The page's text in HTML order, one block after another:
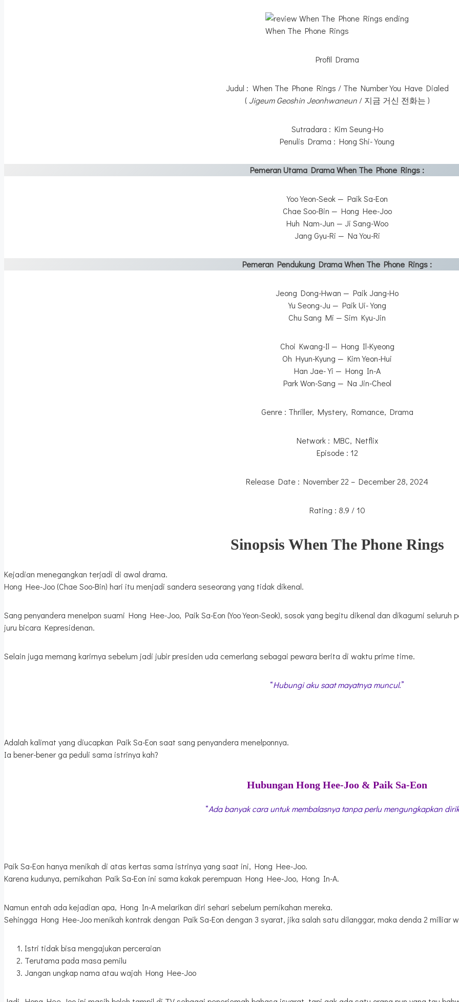
When The Phone Rings
Profil Drama
Judul : When The Phone Rings / The Number You Have Dialed
(Jigeum Geoshin Jeonhwaneun/ 지금 거신 전화는 )
Sutradara : Kim Seung-Ho
Penulis Drama : Hong Shi-Young
Pemeran Utama Drama When The Phone Rings :
Yoo Yeon-Seok — Paik Sa-Eon
Chae Soo-Bin — Hong Hee-Joo
Huh Nam-Jun — Ji Sang-Woo
Jang Gyu-Ri — Na You-Ri
Pemeran Pendukung Drama When The Phone Rings :
Jeong Dong-Hwan — Paik Jang-Ho
Yu Seong-Ju — Paik Ui-Yong
Chu Sang Mi — Sim Kyu-Jin
Choi Kwang-Il — Hong Il-Kyeong
Oh Hyun-Kyung — Kim Yeon-Hui
Han Jae-Yi — Hong In-A
Park Won-Sang — Na Jin-Cheol
Genre : Thriller, Mystery, Romance, Drama
Network : MBC, Netflix
Episode : 12
Release Date : November 22 – December 28, 2024
Rating : 8.9 / 10
Sinopsis When The Phone Rings
Kejadian menegangkan terjadi di awal drama.
Hong Hee-Joo (Chae Soo-Bin) hari itu menjadi sandera seseorang yang tidak dikenal.
Sang penyandera menelpon suami Hong Hee-Joo, Paik Sa-Eon (Yoo Yeon-Seok), sosok yang begitu dikenal dan dikagumi
juru bicara Kepresidenan.
Selain juga memang karirnya sebelum jadi jubir presiden uda cemerlang sebagai pewara berita di waktu prime time.
“Hubungi aku saat mayatnya muncul.”
Adalah kalimat yang diucapkan Paik Sa-Eon saat sang penyandera menelponnya.
Ia bener-bener ga peduli sama istrinya kah?
Hubungan Hong Hee-Joo & Paik Sa-Eon
“Ada banyak cara untuk membalasnya tanpa perlu mengungkapkan
Paik Sa-Eon hanya menikah di atas kertas sama istrinya yang saat ini, Hong Hee-Joo.
Karena kudunya, pernikahan Paik Sa-Eon ini sama kakak perempuan Hong Hee-Joo, Hong In-A.
Namun entah ada kejadian apa, Hong In-A melarikan diri sehari sebelum pernikahan mereka.
Sehingga Hong Hee-Joo menikah kontrak dengan Paik Sa-Eon dengan 3 syarat, jika salah satu dilanggar, maka denda 2 milliar
Istri tidak bisa mengajukan perceraian
Terutama pada masa pemilu
Jangan ungkap nama atau wajah Hong Hee-Joo